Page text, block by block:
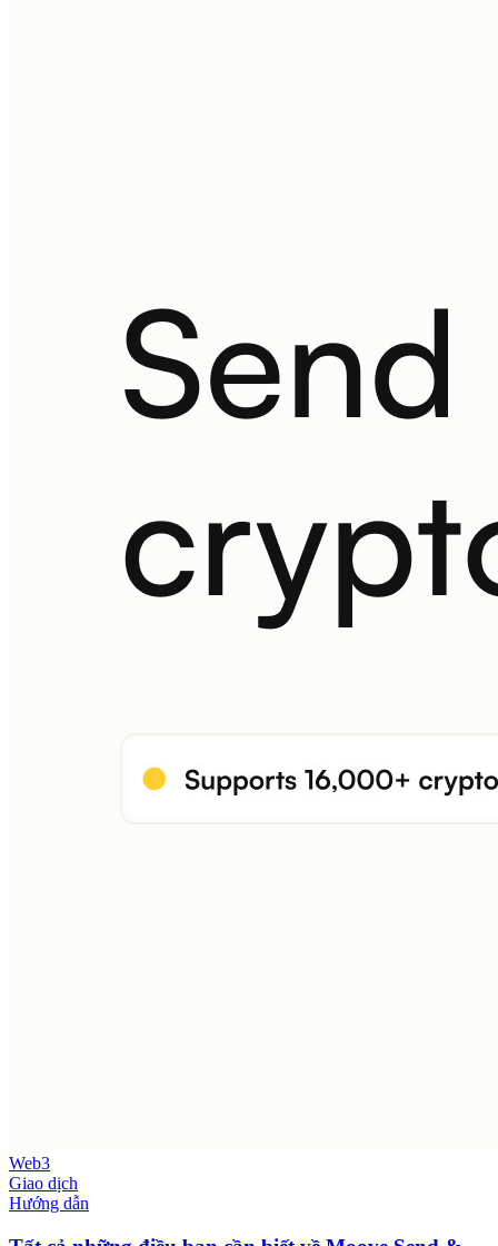
Web3
Giao dịch
Hướng dẫn